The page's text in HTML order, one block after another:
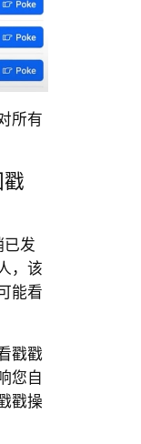
所有
戳
已发
，该
能看
戳戳
您自
戳操